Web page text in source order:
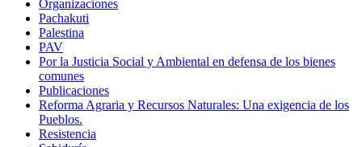
Organizaciones
Pachakuti
Palestina
PAV
Por la Justicia Social y Ambiental en defensa de los bienes
comunes
Publicaciones
Reforma Agraria y Recursos Naturales: Una exigencia de los
Pueblos.
Resistencia